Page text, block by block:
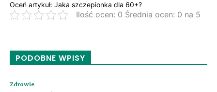
Oceń artykuł: Jaka szczepionka dla 60+?
Ilość ocen: 0 Średnia ocen: 0 na 5
PODOBNE WPISY
Zdrowie